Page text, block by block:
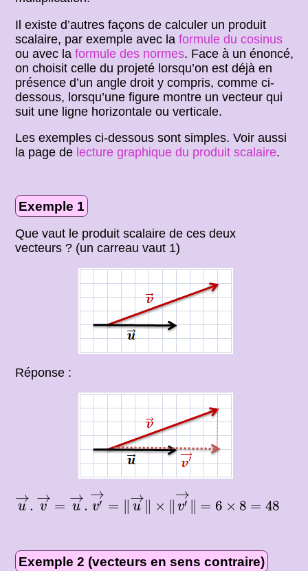
Il existe d’autres façons de calculer un produit
scalaire, par exemple avec laformule du cosinus
ou avec laformule des normes. Face à un énoncé,
on choisit celle du projeté lorsqu’on est déjà en
présence d’un angle droit y compris, comme ci-
dessous, lorsqu’une figure montre un vecteur qui
suit une ligne horizontale ou verticale.
Les exemples ci-dessous sont simples. Voir aussi
la page de lecture graphique du produit scalaire.
Exemple 1
Que vaut le produit scalaire de ces deux
vecteurs ? (un carreau vaut 1)
Réponse :
→
u . →
v
u→.v→
= →
u .
→
v′
→ v′→
= ∥→
u ∥ × ∥
→
v′ ∥
→ ′→
= 6 × 8 = 48
6× 8=48
Exemple 2 (vecteurs en sens contraire)